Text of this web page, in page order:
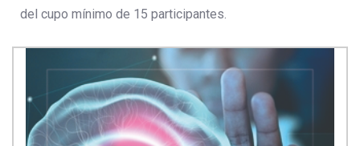
del cupo mínimo de 15 participantes.